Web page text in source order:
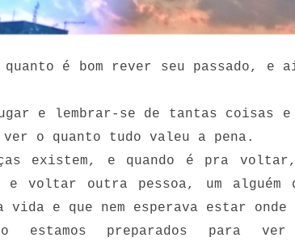
é bom rever seu passado, e
e lembrar-se de tantas coisas e
ver o quanto tudo valeu a pena.
existem, e quando é pra
voltar outra pessoa, um alguém
vida e que nem esperava estar onde
estamos preparados para